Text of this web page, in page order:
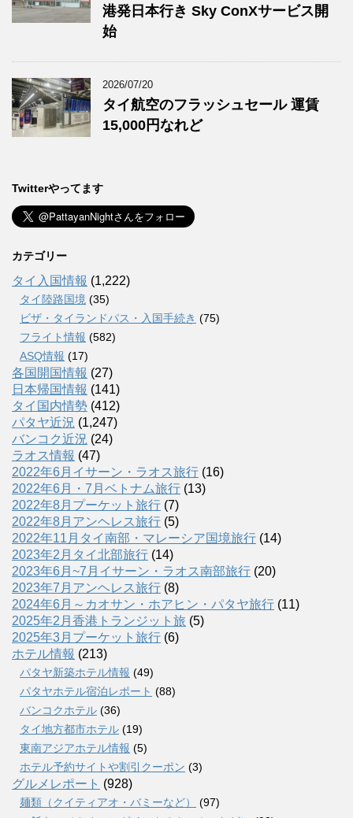
港発日本行き Sky ConXサービス開
始
2026/07/20
タイ航空のフラッシュセール 運賃
15,000円なれど
Twitterやってます
カテゴリー
タイ入国情報 (1,222)
タイ陸路国境 (35)
ビザ・タイランドパス・入国手続き (75)
フライト情報 (582)
ASQ情報 (17)
各国開国情報 (27)
日本帰国情報 (141)
タイ国内情勢 (412)
パタヤ近況 (1,247)
バンコク近況 (24)
ラオス情報 (47)
2022年6月イサーン・ラオス旅行 (16)
2022年6月・7月ベトナム旅行 (13)
2022年8月プーケット旅行 (7)
2022年8月アンヘレス旅行 (5)
2022年11月タイ南部・マレーシア国境旅行 (14)
2023年2月タイ北部旅行 (14)
2023年6月~7月イサーン・ラオス南部旅行 (20)
2023年7月アンヘレス旅行 (8)
2024年6月～カオサン・ホアヒン・パタヤ旅行 (11)
2025年2月香港トランジット旅 (5)
2025年3月プーケット旅行 (6)
ホテル情報 (213)
パタヤ新築ホテル情報 (49)
パタヤホテル宿泊レポート (88)
バンコクホテル (36)
タイ地方都市ホテル (19)
東南アジアホテル情報 (5)
ホテル予約サイトや割引クーポン (3)
グルメレポート (928)
麺類（クイティアオ・バミーなど）
(97)